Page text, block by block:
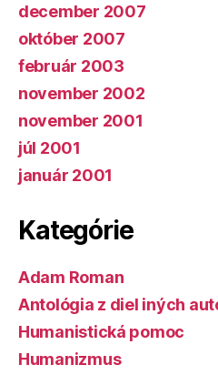
december 2007
október 2007
február 2003
november 2002
november 2001
júl 2001
január 2001
Kategórie
Adam Roman
Antológia z diel iných
Humanistická pomoc
Humanizmus